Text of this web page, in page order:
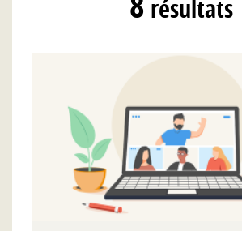
résultats